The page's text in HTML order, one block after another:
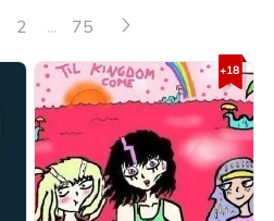
2 ... 75